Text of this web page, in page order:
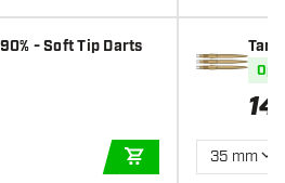
- Soft Tip Darts
IN WINKELWAGEN
Op
14
35 mm